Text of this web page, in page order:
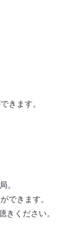
きます。
。
できます。
きください。